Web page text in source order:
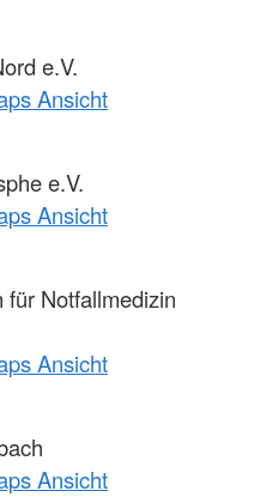
e.V.
Ansicht
e.V.
Ansicht
für Notfallmedizin
Ansicht
Ansicht